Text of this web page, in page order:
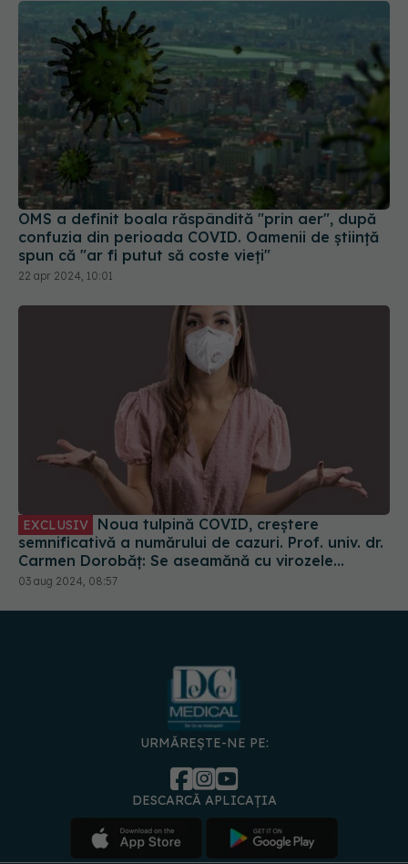
OMS a definit boala răspândită "prin aer", după
confuzia din perioada COVID. Oamenii de știință
spun că "ar fi putut să coste vieți"
22 apr 2024, 10:01
semnificativă a numărului de cazuri. Prof. univ. dr.
Carmen Dorobăț: Se aseamănă cu virozele
respiratorii. Nu necesită tratament simptomatic
03 aug 2024, 08:57
URMĂREȘTE-NE PE:
DESCARCĂ APLICAȚIA